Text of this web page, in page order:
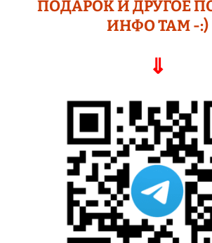
ПОДАРОК И ДРУГОЕ
ИНФО ТАМ -:)
⇓